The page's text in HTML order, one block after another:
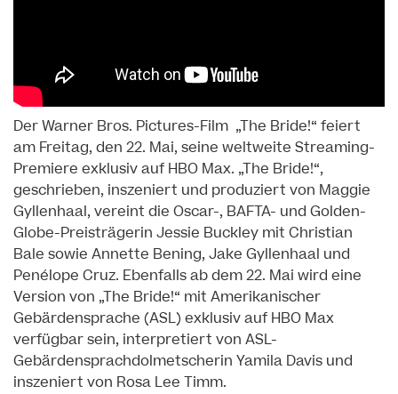
Der Warner Bros. Pictures-Film „The Bride!“ feiert
am Freitag, den 22. Mai, seine weltweite Streaming-
Premiere exklusiv auf HBO Max. „The Bride!“,
geschrieben, inszeniert und produziert von Maggie
Gyllenhaal, vereint die Oscar-, BAFTA- und Golden-
Globe-Preisträgerin Jessie Buckley mit Christian
Bale sowie Annette Bening, Jake Gyllenhaal und
Penélope Cruz. Ebenfalls ab dem 22. Mai wird eine
Version von „The Bride!“ mit Amerikanischer
Gebärdensprache (ASL) exklusiv auf HBO Max
verfügbar sein, interpretiert von ASL-
Gebärdensprachdolmetscherin Yamila Davis und
inszeniert von Rosa Lee Timm.